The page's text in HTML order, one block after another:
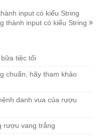
input có kiểu String
thành input có kiểu String
tiệc tối
chuẩn, hãy tham khảo
danh vua của rượu
rượu vang trắng